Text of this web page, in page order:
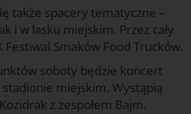
także spacery tematyczne –
i w lasku miejskim. Przez cały
Festiwal Smaków Food Trucków.
soboty będzie koncert
miejskim. Wystąpią
z zespołem Bajm.